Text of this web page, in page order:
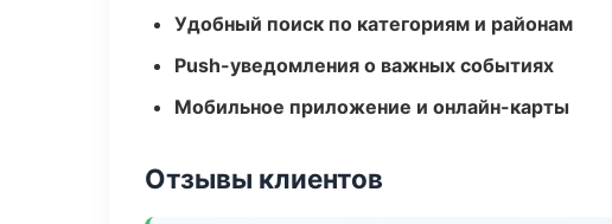
Удобный поиск по категориям и районам
Push-уведомления о важных событиях
Мобильное приложение и онлайн-карты
Отзывы клиентов